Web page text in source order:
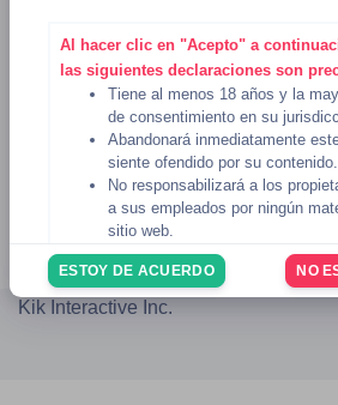
Al hacer clic en "Acepto" a
las siguientes declaraciones son
Tiene al menos 18 años y la
de consentimiento en su
Abandonará inmediatamente
siente ofendido por su contenido.
No responsabilizará a los
a sus empleados por ningún
sitio web.
Usted reconoce que el sitio web
rigen su uso del sitio web, y
acepta estar sujeto a las
ESTOY DE ACUERDO NO
AUP DMCA Privacidad
TIDA
© 2023 - 2026
No estamos afiliados ni respaldados
Kik Interactive Inc.